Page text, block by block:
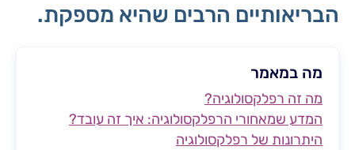
הבריאותיים הרבים שהיא מספקת.
מה במאמר
מה זה רפלקסולוגיה?
המדע שמאחורי הרפלקסולוגיה: איך זה עובד?
היתרונות של רפלקסולוגיה